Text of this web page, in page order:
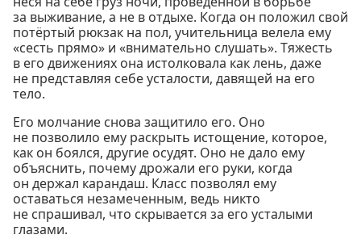
за выживание, а не в отдыхе. Когда он положил свой
потёртый рюкзак на пол, учительница велела ему
«сесть прямо» и «внимательно слушать». Тяжесть
в его движениях она истолковала как лень, даже
не представляя себе усталости, давящей на его
тело.
Его молчание снова защитило его. Оно
не позволило ему раскрыть истощение, которое,
как он боялся, другие осудят. Оно не дало ему
объяснить, почему дрожали его руки, когда
он держал карандаш. Класс позволял ему
оставаться незамеченным, ведь никто
не спрашивал, что скрывается за его усталыми
глазами.